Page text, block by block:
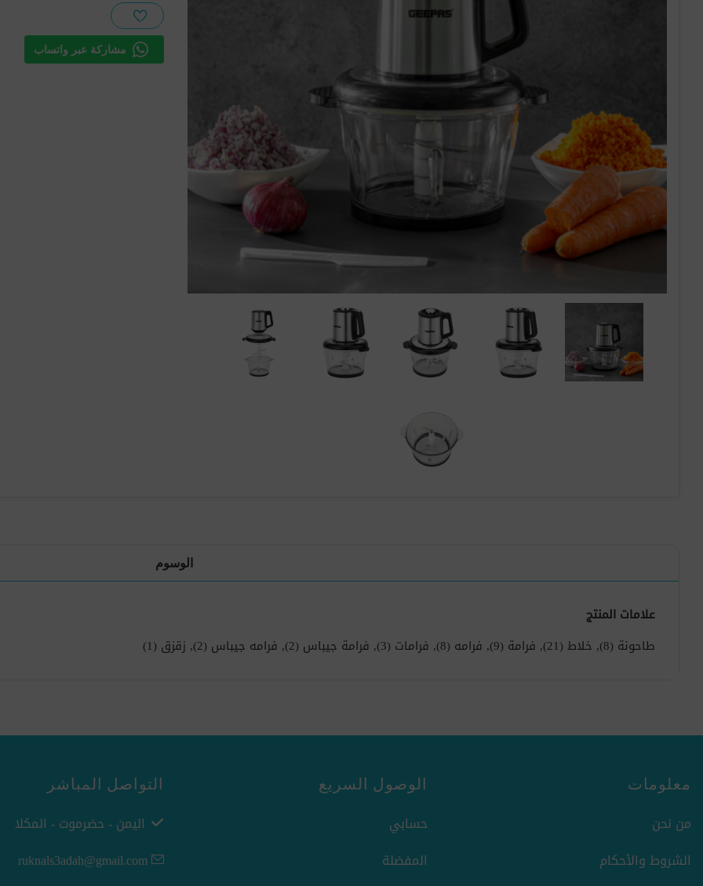
مشاركة عبر واتساب
الوسوم
علامات المنتج
طاحونة (8)
, خلاط (21)
, فرامة (9)
, فرامه (8)
, فرامات (3)
, فرامة جيباس (2)
, فرامه جيباس (2)
, زقزق (1)
معلومات
من نحن
الشروط والأحكام
الوصول السريع
حسابي
المفضلة
التواصل المباشر
اليمن - حضرموت - المكلا
ruknals3adah@gmail.com